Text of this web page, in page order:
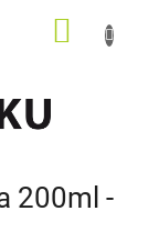
200ml -